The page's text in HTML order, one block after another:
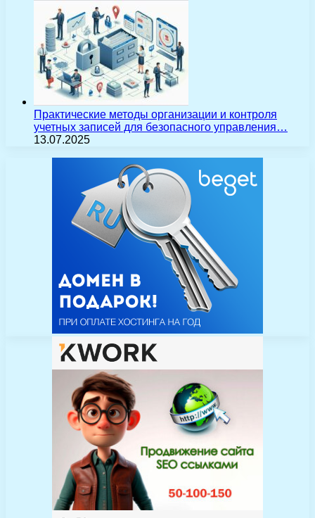
Практические методы организации и контроля
учетных записей для безопасного управления…
13.07.2025